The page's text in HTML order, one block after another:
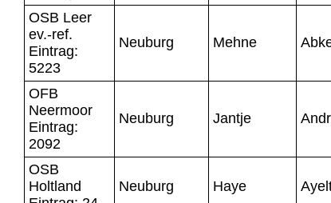
OSB Leer
ev.-ref.
Eintrag:
5223
Neuburg Mehne
OFB
Neermoor
Eintrag:
2092
Neuburg Jantje
OSB
Holtland
Neuburg Haye